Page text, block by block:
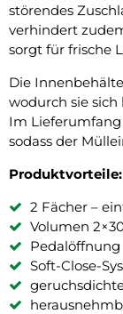
störendes
verhindert
sorgt für frische
Die
wodurch sie
Im
sodass der
Produktvorteile:
2 Fächer –
Volumen
Soft-Close-